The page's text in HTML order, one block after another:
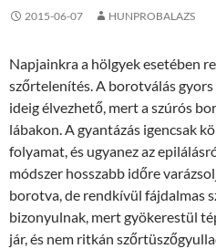
2015-06-07 HUNPROBALAZS
Napjainkra a hölgyek esetében
szőrtelenítés. A borotválás
ideig élvezhető, mert a szúrós
lábakon. A gyantázás igencsak
folyamat, és ugyanez az
módszer hosszabb időre
borotva, de rendkívül fájdalmas
bizonyulnak, mert gyökerestül
jár, és nem ritkán